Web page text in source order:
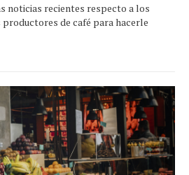
noticias recientes respecto a los
de café para hacerle